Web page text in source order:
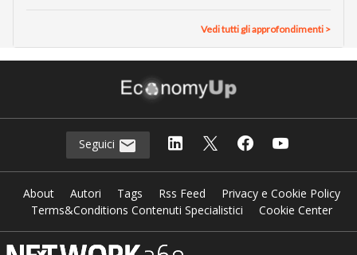
Vedi tutti gli approfondimenti >
Seguici
About Autori Tags Rss Feed
Privacy e Cookie Policy
Terms&Conditions Contenuti Specialistici
Cookie Center